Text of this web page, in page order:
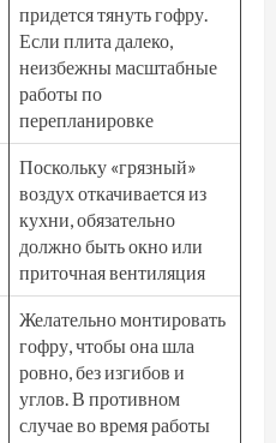
придется тянуть гофру.
Если плита далеко,
неизбежны масштабные
работы по
перепланировке
Поскольку «грязный»
воздух откачивается из
кухни, обязательно
должно быть окно или
приточная вентиляция
Желательно монтировать
гофру, чтобы она шла
ровно, без изгибов и
углов. В противном
случае во время работы